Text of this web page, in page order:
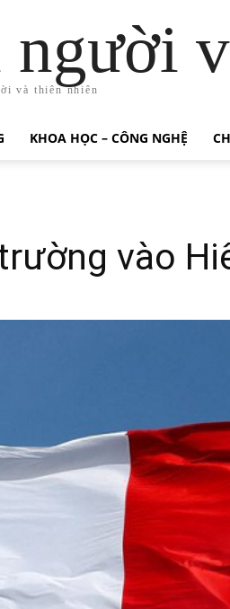
và thiên nhiên
KHOA HỌC – CÔNG NGHỆ
vào